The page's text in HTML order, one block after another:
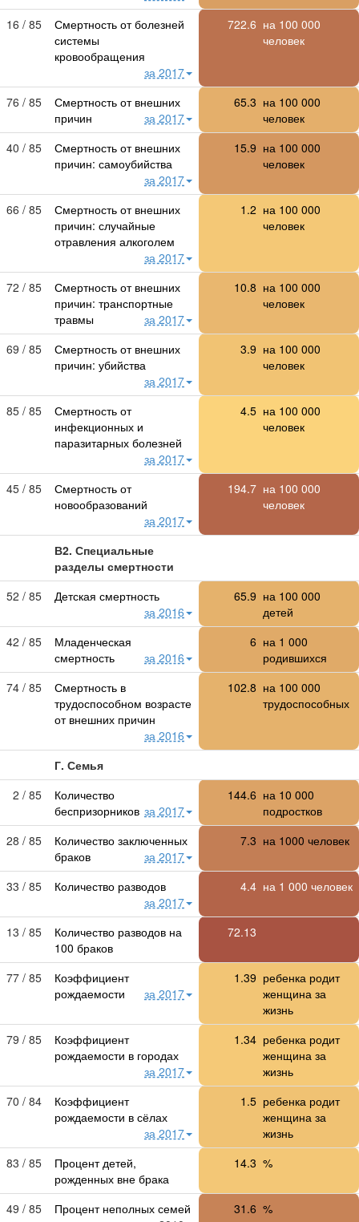
16 / 85
Смертность от болезней
системы
кровообращения
за 2017
722.6 на 100 000
человек
76 / 85
Смертность от внешних
причин
за 2017
65.3 на 100 000
человек
40 / 85
Смертность от внешних
причин: самоубийства
за 2017
15.9 на 100 000
человек
66 / 85
Смертность от внешних
причин: случайные
отравления алкоголем
за 2017
1.2 на 100 000
человек
72 / 85
Смертность от внешних
причин: транспортные
травмы
за 2017
10.8 на 100 000
человек
69 / 85
Смертность от внешних
причин: убийства
за 2017
3.9 на 100 000
человек
85 / 85
Смертность от
инфекционных и
паразитарных болезней
за 2017
4.5 на 100 000
человек
45 / 85
Смертность от
новообразований
за 2017
194.7 на 100 000
человек
В2. Специальные
разделы смертности
52 / 85
Детская смертность
за 2016
65.9 на 100 000
детей
42 / 85
Младенческая
смертность
за 2016
6 на 1 000
родившихся
74 / 85
Смертность в
трудоспособном возрасте
от внешних причин
за 2016
102.8 на 100 000
трудоспособных
Г. Семья
2 / 85
Количество
беспризорников за 2017
144.6 на 10 000
подростков
28 / 85
Количество заключенных
браков
за 2017
7.3 на 1000 человек
33 / 85
Количество разводов
за 2017
4.4 на 1 000 человек
13 / 85
Количество разводов на
100 браков
72.13
77 / 85
Коэффициент
рождаемости
за 2017
1.39 ребенка родит
женщина за
жизнь
79 / 85
Коэффициент
рождаемости в городах
за 2017
1.34 ребенка родит
женщина за
жизнь
70 / 84
Коэффициент
рождаемости в сёлах
за 2017
1.5 ребенка родит
женщина за
жизнь
83 / 85
Процент детей,
рожденных вне брака
14.3 %
49 / 85
Процент неполных семей
31.6 %